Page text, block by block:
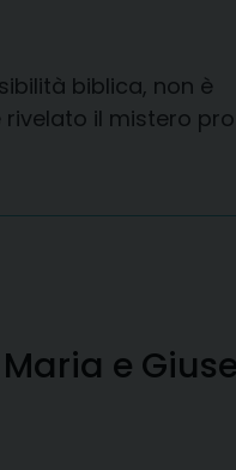
biblica, non è
il mistero
e